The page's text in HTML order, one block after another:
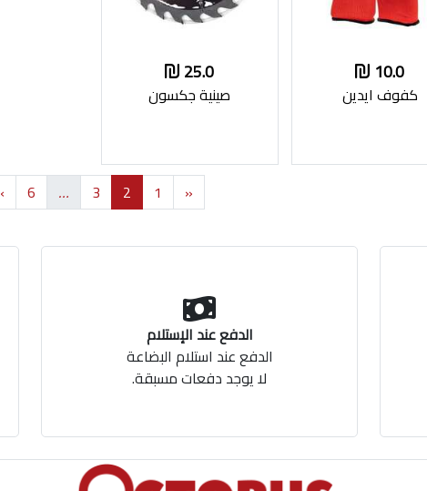
10.0
كفوف ايدين
25.0
صينية جكسون
«
1
2
3
…
6
الدفع عند الإستلام
الدفع عند استلام البضاعة
لا يوجد دفعات مسبقة.